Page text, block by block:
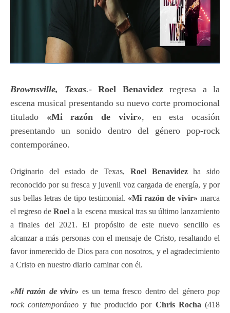
Brownsville, Texas.- Roel Benavidezregresa a la
escena musical presentando su nuevo corte promocional
titulado «Mi razón de vivir», en esta ocasión
presentando un sonido dentro del género pop-rock
contemporáneo.
Originario del estado de Texas, Roel Benavidezha sido
reconocido por su fresca y juvenil voz cargada de energía, y por
sus bellas letras de tipo testimonial. «Mi razón de vivir» marca
el regreso deRoel a la escena musical tras su último lanzamiento
a finales del 2021. El propósito de este nuevo sencillo es
alcanzar a más personas con el mensaje de Cristo, resaltando el
favor inmerecido de Dios para con nosotros, y el agradecimiento
a Cristo en nuestro diario caminar con él.
«Mi razón de vivir» es un tema fresco dentro del géneropop
rock contemporáneo y fue producido por Chris Rocha (418